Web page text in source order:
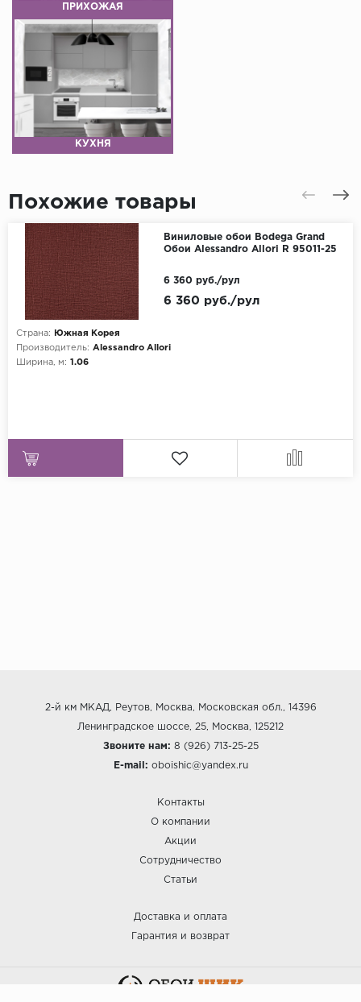
ПРИХОЖАЯ
КУХНЯ
Похожие товары
Виниловые обои Bodega Grand
Обои Alessandro Allori R 95011-25
Страна:
Южная Корея
Производитель: Alessandro Allori
Ширина, м: 1.06
6 360 руб./рул
6 360 руб./рул
2-й км МКАД, Реутов, Москва, Московская обл., 14396
Ленинградское шоссе, 25, Москва, 125212
Звоните нам: 8 (926) 713-25-25
E-mail: oboishic@yandex.ru
Контакты
О компании
Акции
Сотрудничество
Статьи
Доставка и оплата
Гарантия и возврат